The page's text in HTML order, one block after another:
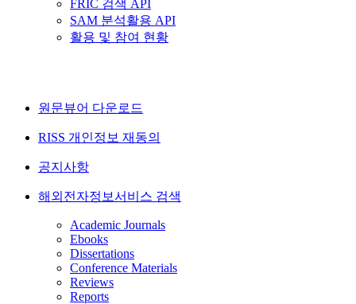
FRIC 검색 API
SAM 분석활용 API
활용 및 참여 현황
원문뷰어 다운로드
RISS 개인정보 재동의
공지사항
해외전자정보서비스 검색
Academic Journals
Ebooks
Dissertations
Conference Materials
Reviews
Reports